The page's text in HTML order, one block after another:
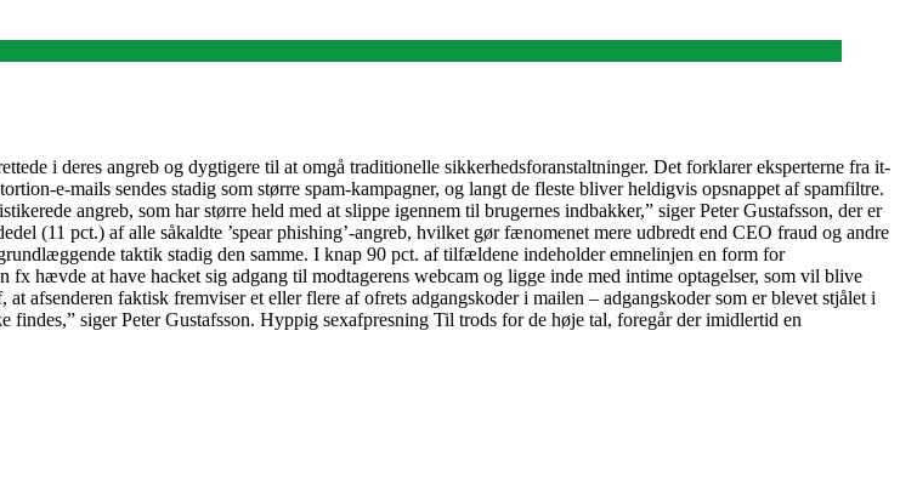
i deres angreb og dygtigere til at omgå traditionelle sikkerhedsforanstaltninger. Det forklarer eksperterne fra it-
e-mails sendes stadig som større spam-kampagner, og langt de fleste bliver heldigvis opsnappet af spamfiltre.
angreb, som har større held med at slippe igennem til brugernes indbakker,” siger Peter Gustafsson, der er
(11 pct.) af alle såkaldte ’spear phishing’-angreb, hvilket gør fænomenet mere udbredt end CEO fraud og andre
taktik stadig den samme. I knap 90 pct. af tilfældene indeholder emnelinjen en form for
hævde at have hacket sig adgang til modtagerens webcam og ligge inde med intime optagelser, som vil blive
afsenderen faktisk fremviser et eller flere af ofrets adgangskoder i mailen – adgangskoder som er blevet stjålet i
siger Peter Gustafsson. Hyppig sexafpresning Til trods for de høje tal, foregår der imidlertid en